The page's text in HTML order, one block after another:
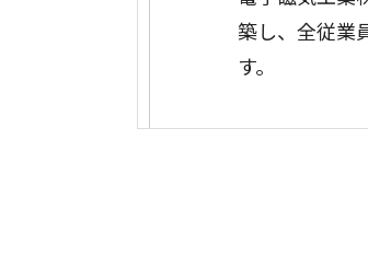
築し、全従業
す。
め、セキュリ